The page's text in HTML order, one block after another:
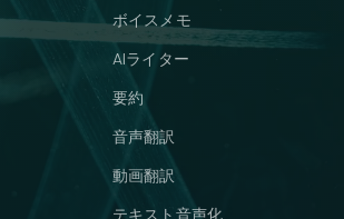
ボイスメモ
AIライター
要約
音声翻訳
動画翻訳
テキスト音声化